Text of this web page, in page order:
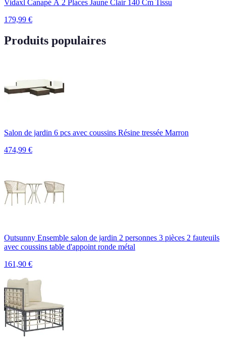
Vidaxl Canapé À 2 Places Jaune Clair 140 Cm Tissu
179,99 €
Produits populaires
Salon de jardin 6 pcs avec coussins Résine tressée Marron
474,99 €
Outsunny Ensemble salon de jardin 2 personnes 3 pièces 2 fauteuils
avec coussins table d'appoint ronde métal
161,90 €